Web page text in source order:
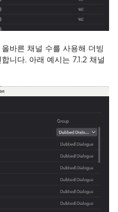
바른 채널 수를 사용해 더빙
니다. 아래 예시는 7.1.2 채널